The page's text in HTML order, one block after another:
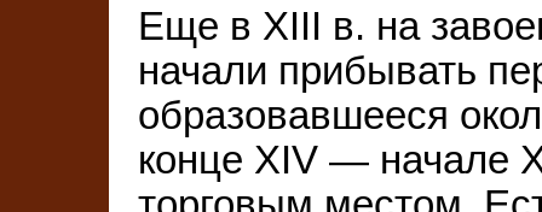
Еще в XIII в. на
начали прибывать
образовавшееся
конце XIV — начале